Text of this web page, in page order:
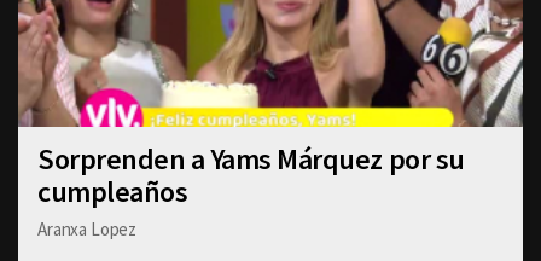
Sorprenden a Yams Márquez por su
cumpleaños
Aranxa Lopez